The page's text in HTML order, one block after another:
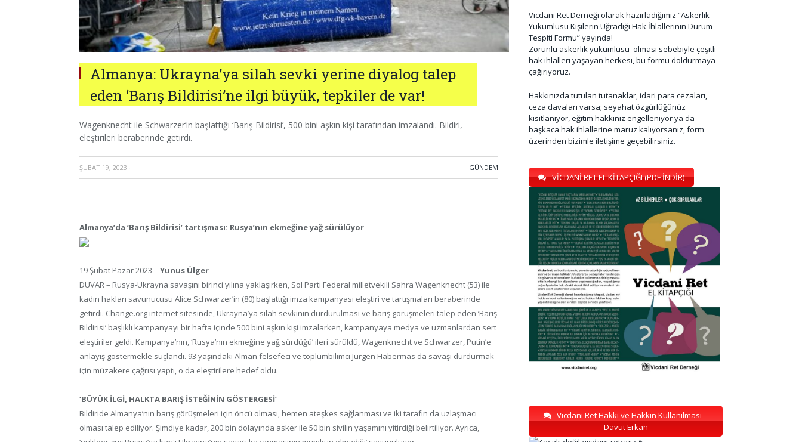
Almanya: Ukrayna’ya silah sevki yerine diyalog talep
eden ‘Barış Bildirisi’ne ilgi büyük, tepkiler de var!
Wagenknecht ile Schwarzer’in başlattığı ‘Barış Bildirisi’, 500 bini aşkın kişi tarafından imzalandı. Bildiri,
eleştirileri beraberinde getirdi.
ŞUBAT 19, 2023 · GÜNDEM
Almanya’da ‘Barış Bildirisi’ tartışması: Rusya’nın ekmeğine yağ sürülüyor
19 Şubat Pazar 2023 – Yunus Ülger
DUVAR – Rusya-Ukrayna savaşını birinci yılına yaklaşırken, Sol Parti Federal milletvekili Sahra Wagenknecht (53) ile
kadın hakları savunucusu Alice Schwarzer’in (80) başlattığı imza kampanyası eleştiri ve tartışmaları beraberinde
getirdi. Change.org internet sitesinde, Ukrayna’ya silah sevkinin durdurulması ve barış görüşmeleri talep eden ‘Barış
Bildirisi’ başlıklı kampanyayı bir hafta içinde 500 bini aşkın kişi imzalarken, kampanyaya medya ve uzmanlardan sert
eleştiriler geldi. Kampanya’nın, ‘Rusya’nın ekmeğine yağ sürdüğü’ ileri sürüldü, Wagenknecht ve Schwarzer, Putin’e
anlayış göstermekle suçlandı. 93 yaşındaki Alman felsefeci ve toplumbilimci Jürgen Habermas da savaşı durdurmak
için müzakere çağrısı yaptı, o da eleştirilere hedef oldu.
‘BÜYÜK İLGİ, HALKTA BARIŞ İSTEĞİNİN GÖSTERGESİ’
Bildiride Almanya’nın barış görüşmeleri için öncü olması, hemen ateşkes sağlanması ve iki tarafın da uzlaşmacı
olması talep ediliyor. Şimdiye kadar, 200 bin dolayında asker ile 50 bin sivilin yaşamını yitirdiği belirtiliyor. Ayrıca,
Vicdani Ret Derneği olarak hazırladığımız “Askerlik
Yükümlüsü Kişilerin Uğradığı Hak İhlallerinin Durum
Tespiti Formu” yayında!
Zorunlu askerlik yükümlüsü olması sebebiyle çeşitli
hak ihlalleri yaşayan herkesi, bu formu doldurmaya
çağırıyoruz.
Hakkınızda tutulan tutanaklar, idari para cezaları,
ceza davaları varsa; seyahat özgürlüğünüz
kısıtlanıyor, eğitim hakkınız engelleniyor ya da
başkaca hak ihlallerine maruz kalıyorsanız, form
üzerinden bizimle iletişime geçebilirsiniz.
VİCDANİ RET EL KİTAPÇIĞI (PDF İNDİR)
Vicdani Ret Hakkı ve Hakkın Kullanılması –
Davut Erkan